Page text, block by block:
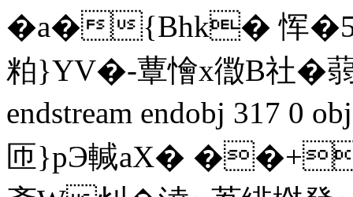
�a�{Bhk� 恽
粕}YV�-蕈懀x徾B社�
endstream endobj 317 0
匝}pЭ輱aX�